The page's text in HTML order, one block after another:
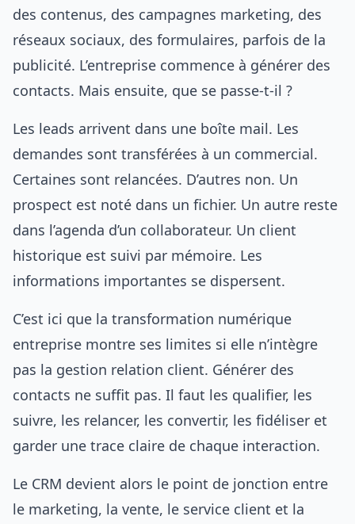
des contenus, des campagnes marketing, des
réseaux sociaux, des formulaires, parfois de la
publicité. L’entreprise commence à générer des
contacts. Mais ensuite, que se passe-t-il ?
Les leads arrivent dans une boîte mail. Les
demandes sont transférées à un commercial.
Certaines sont relancées. D’autres non. Un
prospect est noté dans un fichier. Un autre reste
dans l’agenda d’un collaborateur. Un client
historique est suivi par mémoire. Les
informations importantes se dispersent.
C’est ici que la transformation numérique
entreprise montre ses limites si elle n’intègre
pas la gestion relation client. Générer des
contacts ne suffit pas. Il faut les qualifier, les
suivre, les relancer, les convertir, les fidéliser et
garder une trace claire de chaque interaction.
Le CRM devient alors le point de jonction entre
le marketing, la vente, le service client et la